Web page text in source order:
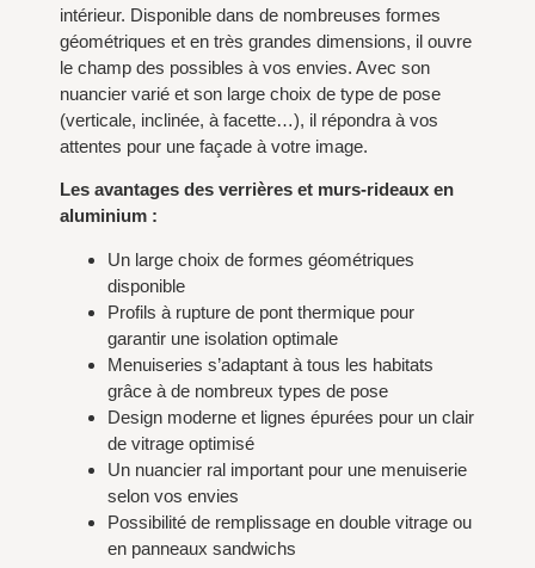
intérieur. Disponible dans de nombreuses formes
géométriques et en très grandes dimensions, il ouvre
le champ des possibles à vos envies. Avec son
nuancier varié et son large choix de type de pose
(verticale, inclinée, à facette…), il répondra à vos
attentes pour une façade à votre image.
Les avantages des verrières et murs-rideaux en
aluminium :
Un large choix de formes géométriques
disponible
Profils à rupture de pont thermique pour
garantir une isolation optimale
Menuiseries s’adaptant à tous les habitats
grâce à de nombreux types de pose
Design moderne et lignes épurées pour un clair
de vitrage optimisé
Un nuancier ral important pour une menuiserie
selon vos envies
Possibilité de remplissage en double vitrage ou
en panneaux sandwichs